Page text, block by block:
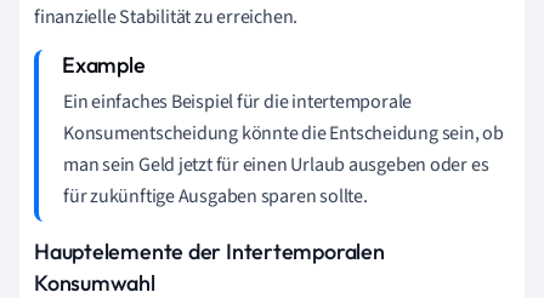
finanzielle Stabilität zu erreichen.
Ein einfaches Beispiel für die intertemporale
Konsumentscheidung könnte die Entscheidung sein, ob
man sein Geld jetzt für einen Urlaub ausgeben oder es
für zukünftige Ausgaben sparen sollte.
Hauptelemente der Intertemporalen
Konsumwahl